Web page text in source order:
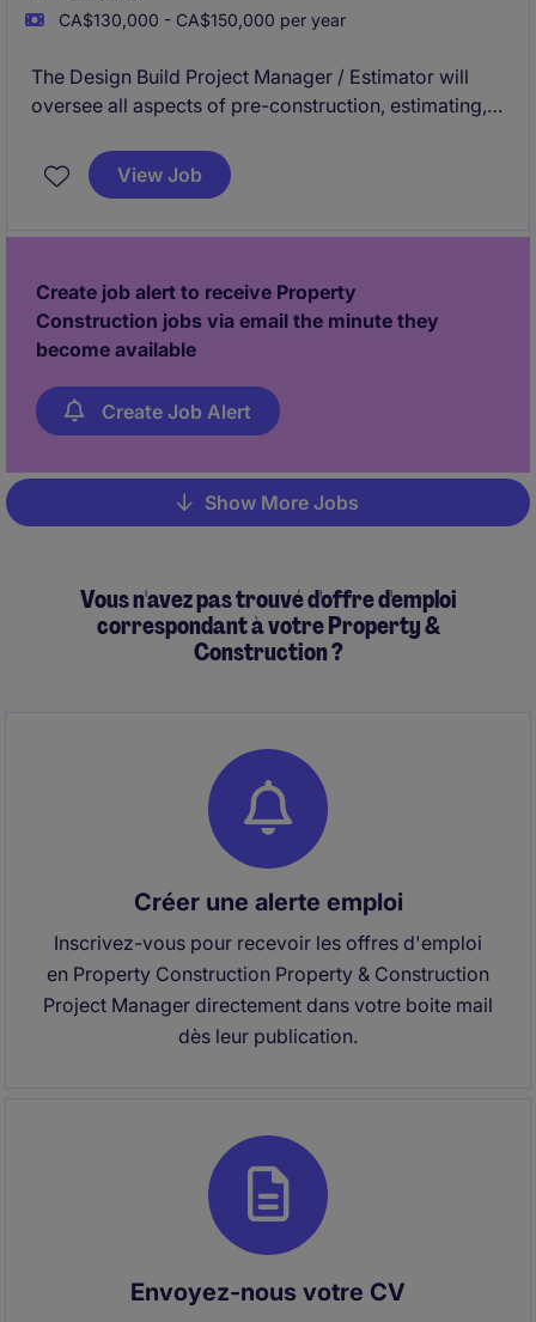
CA$130,000 - CA$150,000 per year
The Design Build Project Manager / Estimator will
oversee all aspects of pre-construction, estimating,
environment. This role is ideal for individuals with
experience in design-build projects within the
View Job
Create job alert to receive Property
Construction jobs via email the minute they
become available
Create Job Alert
Pagination
Show More Jobs
Vous n'avez pas trouvé d'offre d'emploi
correspondant à votre Property &
Construction ?
Créer une alerte emploi
Inscrivez-vous pour recevoir les offres d'emploi
en Property Construction Property & Construction
Project Manager directement dans votre boite mail
dès leur publication.
Envoyez-nous votre CV